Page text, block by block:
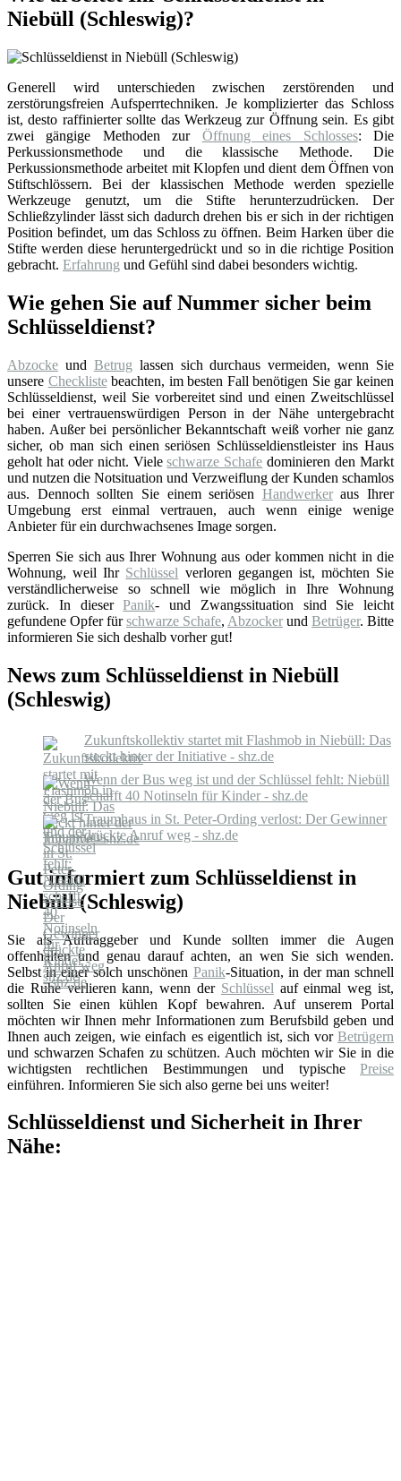
Niebüll (Schleswig)?
Generell wird unterschieden zwischen zerstörenden und
zerstörungsfreien Aufsperrtechniken. Je komplizierter das Schloss
ist, desto raffinierter sollte das Werkzeug zur Öffnung sein. Es gibt
zwei gängige Methoden zur Öffnung eines Schlosses: Die
Perkussionsmethode und die klassische Methode. Die
Perkussionsmethode arbeitet mit Klopfen und dient dem Öffnen von
Stiftschlössern. Bei der klassischen Methode werden spezielle
Werkzeuge genutzt, um die Stifte herunterzudrücken. Der
Schließzylinder lässt sich dadurch drehen bis er sich in der richtigen
Position befindet, um das Schloss zu öffnen. Beim Harken über die
Stifte werden diese heruntergedrückt und so in die richtige Position
gebracht. Erfahrung und Gefühl sind dabei besonders wichtig.
Wie gehen Sie auf Nummer sicher beim
Schlüsseldienst?
Abzocke und Betrug lassen sich durchaus vermeiden, wenn Sie
unsere Checklistebeachten, im besten Fall benötigen Sie gar keinen
Schlüsseldienst, weil Sie vorbereitet sind und einen Zweitschlüssel
bei einer vertrauenswürdigen Person in der Nähe untergebracht
haben. Außer bei persönlicher Bekanntschaft weiß vorher nie ganz
sicher, ob man sich einen seriösen Schlüsseldienstleister ins Haus
geholt hat oder nicht. Vieleschwarze Schafe dominieren den Markt
und nutzen die Notsituation und Verzweiflung der Kunden schamlos
aus. Dennoch sollten Sie einem seriösen Handwerkeraus Ihrer
Umgebung erst einmal vertrauen, auch wenn einige wenige
Anbieter für ein durchwachsenes Image sorgen.
Sperren Sie sich aus Ihrer Wohnung aus oder kommen nicht in die
Wohnung, weil Ihr Schlüssel verloren gegangen ist, möchten Sie
verständlicherweise so schnell wie möglich in Ihre Wohnung
zurück. In dieserPanik- und Zwangssituation sind Sie leicht
gefundene Opfer fürschwarze Schafe, Abzocker und Betrüger. Bitte
informieren Sie sich deshalb vorher gut!
News zum Schlüsseldienst in Niebüll
(Schleswig)
Zukunftskollektiv startet mit Flashmob in Niebüll: Das
steckt hinter der Initiative - shz.de
Wenn der Bus weg ist und der Schlüssel fehlt: Niebüll
schafft 40 Notinseln für Kinder - shz.de
Traumhaus in St. Peter-Ording verlost: Der Gewinner
drückte Anruf weg - shz.de
Gut informiert zum Schlüsseldienst in
Niebüll (Schleswig)
Sie als Auftraggeber und Kunde sollten immer die Augen
offenhalten und genau darauf achten, an wen Sie sich wenden.
Selbst in einer solch unschönen Panik-Situation, in der man schnell
die Ruhe verlieren kann, wenn der Schlüssel auf einmal weg ist,
sollten Sie einen kühlen Kopf bewahren. Auf unserem Portal
möchten wir Ihnen mehr Informationen zum Berufsbild geben und
Ihnen auch zeigen, wie einfach es eigentlich ist, sich vor Betrügern
und schwarzen Schafen zu schützen. Auch möchten wir Sie in die
wichtigsten rechtlichen Bestimmungen und typische Preise
einführen. Informieren Sie sich also gerne bei uns weiter!
Schlüsseldienst und Sicherheit in Ihrer
Nähe: